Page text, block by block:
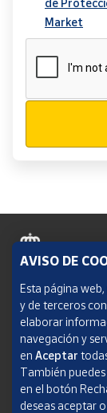
de
Market
Política de cookies
Aviso legal
Condiciones del
Política de
AVISO DE
Esta página
y de terceros
elaborar
navegación y
en Aceptar
También
en el botón
deseas aceptar